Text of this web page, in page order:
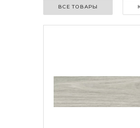
ВСЕ ТОВАРЫ